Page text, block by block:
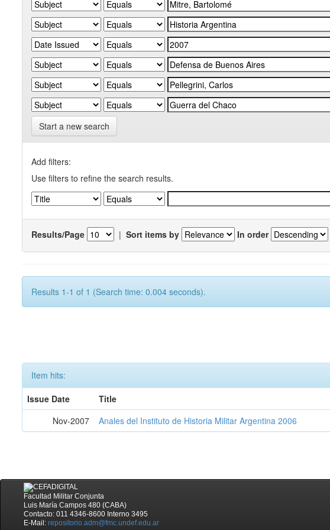
Start a new search
Add filters:
Use filters to refine the search results.
Results/Page | Sort items by In order
Results 1-1 of 1 (Search time: 0.004 seconds).
Item hits:
Issue Date
Title
Nov-2007
Anales del Instituto de Historia Militar Argentina 2006
Facultad Militar Conjunta
Luis María Campos 480 (CABA)
Contacto: 011 4346-8600 Interno 3495
E-Mail: repositorio.adm@fmc.undef.edu.ar